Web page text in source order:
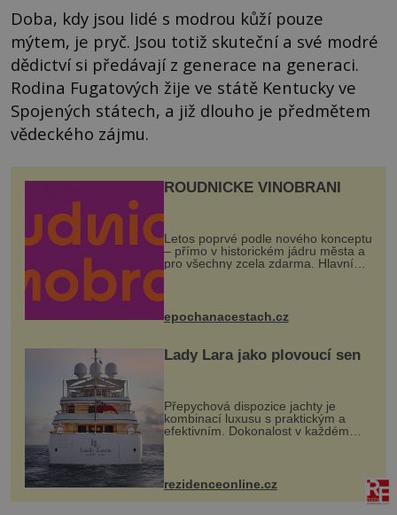
Doba, kdy jsou lidé s modrou kůží pouze
mýtem, je pryč. Jsou totiž skuteční a své modré
dědictví si předávají z generace na generaci.
Rodina Fugatových žije ve státě Kentucky ve
Spojených státech, a již dlouho je předmětem
vědeckého zájmu.
ROUDNICKÉ VINOBRANÍ
Letos poprvé podle nového konceptu
– přímo v historickém jádru města a
pro všechny zcela zdarma. Hlavní
program se odehraje na Karlově a
mohou těšit na víno, burčák, pes...
epochanacestach.cz
Lady Lara jako plovoucí sen
Přepychová dispozice jachty je
kombinací luxusu s praktickým a
efektivním. Dokonalost v každém
detailu představuje značka Fendi
Casa, kterou byly vybaveny její
paluby. Monacký přístav nabízí
každoročn...
rezidenceonline.cz